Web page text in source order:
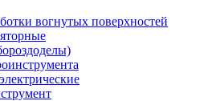
вогнутых поверхностей